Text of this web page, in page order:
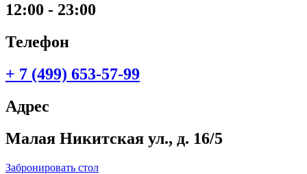
12:00 - 23:00
Телефон
+ 7 (499) 653-57-99
Адрес
Малая Никитская ул., д. 16/5
Забронировать стол